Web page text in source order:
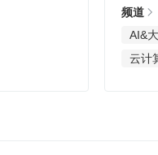
频道
AI&
云计